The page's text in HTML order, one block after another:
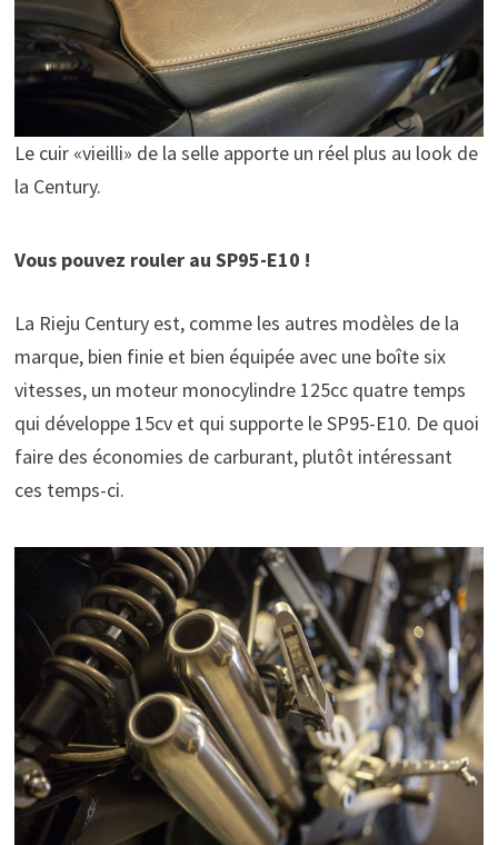
Le cuir «vieilli» de la selle apporte un réel plus au look de
la Century.
Vous pouvez rouler au SP95-E10 !
La Rieju Century est, comme les autres modèles de la
marque, bien finie et bien équipée avec une boîte six
vitesses, un moteur monocylindre 125cc quatre temps
qui développe 15cv et qui supporte le SP95-E10. De quoi
faire des économies de carburant, plutôt intéressant
ces temps-ci.